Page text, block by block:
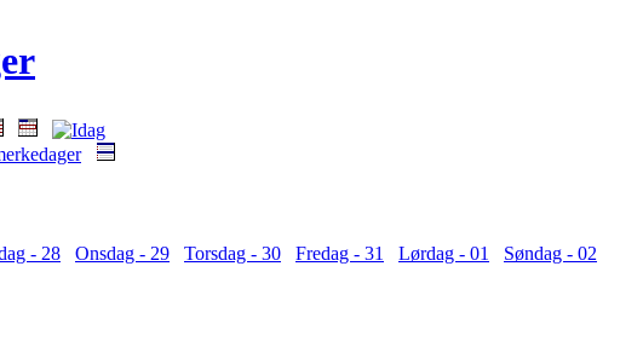
- 28 Onsdag - 29 Torsdag - 30 Fredag - 31 Lørdag - 01
Søndag - 02